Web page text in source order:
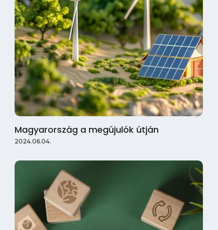
Magyarország a megújulók útján
2024.06.04.